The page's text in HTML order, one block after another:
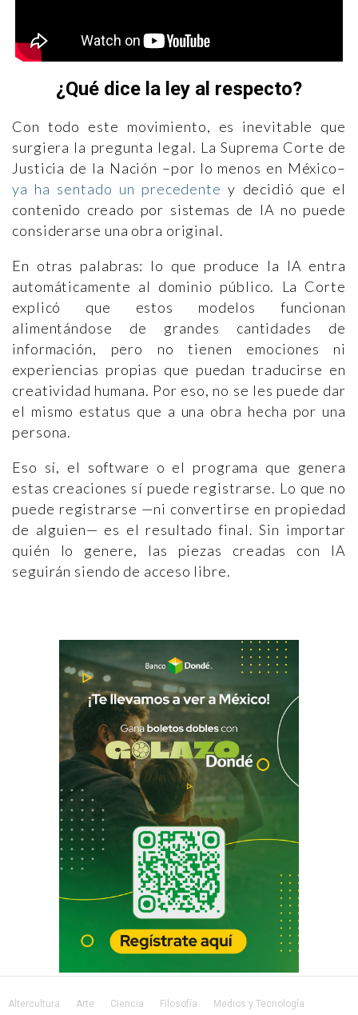
¿Qué dice la ley al respecto?
Con todo este movimiento, es inevitable que
surgiera la pregunta legal. La Suprema Corte de
Justicia de la Nación –por lo menos en México–
ya ha sentado un precedentey decidió que el
contenido creado por sistemas de IA no puede
considerarse una obra original.
En otras palabras: lo que produce la IA entra
automáticamente al dominio público. La Corte
explicó que estos modelos funcionan
alimentándose de grandes cantidades de
información, pero no tienen emociones ni
experiencias propias que puedan traducirse en
creatividad humana. Por eso, no se les puede dar
el mismo estatus que a una obra hecha por una
persona.
Eso sí, el software o el programa que genera
estas creaciones sí puede registrarse. Lo que no
puede registrarse —ni convertirse en propiedad
de alguien— es el resultado final. Sin importar
quién lo genere, las piezas creadas con IA
seguirán siendo de acceso libre.
Altercultura Arte Ciencia Filosofía Medios y Tecnología